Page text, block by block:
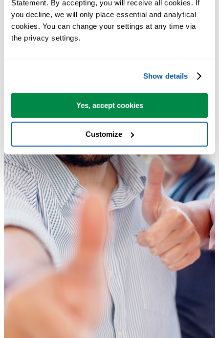
Statement. By accepting, you will receive all cookies. If
you decline, we will only place essential and analytical
cookies. You can change your settings at any time via
the privacy settings.
Show details
Yes, accept cookies
Customize